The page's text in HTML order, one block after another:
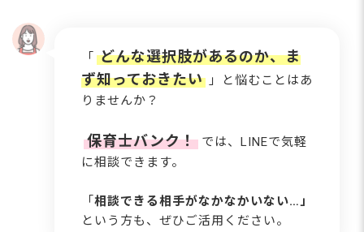
「
どんな選択肢があるのか、ま
ず知っておきたい
」と悩むことはあ
りませんか？
保育士バンク！ では、LINEで気軽
に相談できます。
「 相談できる相手がなかなかいない…」
という方も、ぜひご活用ください。